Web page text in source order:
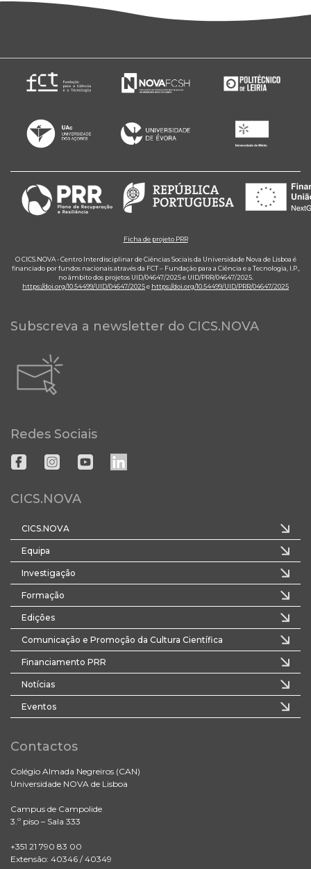
Ficha de projeto PRR
O CICS.NOVA - Centro Interdisciplinar de Ciências Sociais da Universidade Nova de Lisboa é
financiado por fundos nacionais através da FCT – Fundação para a Ciência e a Tecnologia, I.P.,
no âmbito dos projetos UID/04647/2025 e UID/PRR/04647/2025.
https://doi.org/10.54499/UID/04647/2025e https://doi.org/10.54499/UID/PRR/04647/2025
Subscreva a newsletter do CICS.NOVA
Redes Sociais
CICS.NOVA
CICS.NOVA
Equipa
Investigação
Formação
Edições
Comunicação e Promoção da Cultura Científica
Financiamento PRR
Notícias
Eventos
Contactos
Colégio Almada Negreiros (CAN)
Universidade NOVA de Lisboa
Campus de Campolide
3.º piso – Sala 333
+351 21 790 83 00
Extensão: 40346 / 40349